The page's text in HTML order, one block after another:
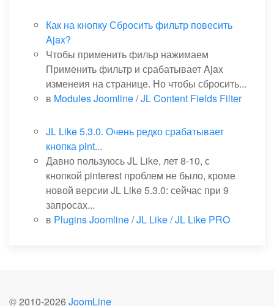
Как на кнопку Сбросить фильтр повесить
Ajax?
Чтобы применить фильр нажимаем
Применить фильтр и срабатывает Ajax
изменеия на странице. Но чтобы сбросить...
в Modules Joomline/JL Content Fields Filter
JL Like 5.3.0. Очень редко срабатывает
кнопка pint...
Давно пользуюсь JL Like, лет 8-10, с
кнопкой pinterest проблем не было, кроме
новой версии JL Like 5.3.0: сейчас при 9
запросах...
в Plugins Joomline/JL Like / JL Like PRO
© 2010-2026 JoomLine